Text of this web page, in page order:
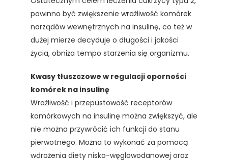
powinno być zwiększenie wrażliwość komórek
narządów wewnętrznych na insulinę, co też w
dużej mierze decyduje o długości i jakości
życia, obniża tempo starzenia się organizmu.
Kwasy tłuszczowe w regulacji oporności
komórek na insulinę
Wrażliwość i przepustowość receptorów
komórkowych na insulinę można zwiększyć, ale
nie można przywrócić ich funkcji do stanu
pierwotnego. Można to wykonać za pomocą
wdrożenia diety nisko-węglowodanowej oraz